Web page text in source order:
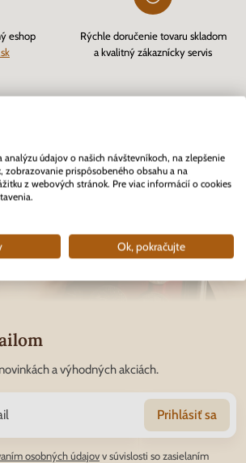
eshop
Rýchle doručenie tovaru skladom
a kvalitný zákaznícky servis
a výhodných akciách.
Prihlásiť sa
osobných údajovv súvislosti so zasielaním
údajov o našich návštevníkoch, na zlepšenie
zobrazovanie prispôsobeného obsahu a na
z webových stránok. Pre viac informácií o cookies
Ok, pokračujte